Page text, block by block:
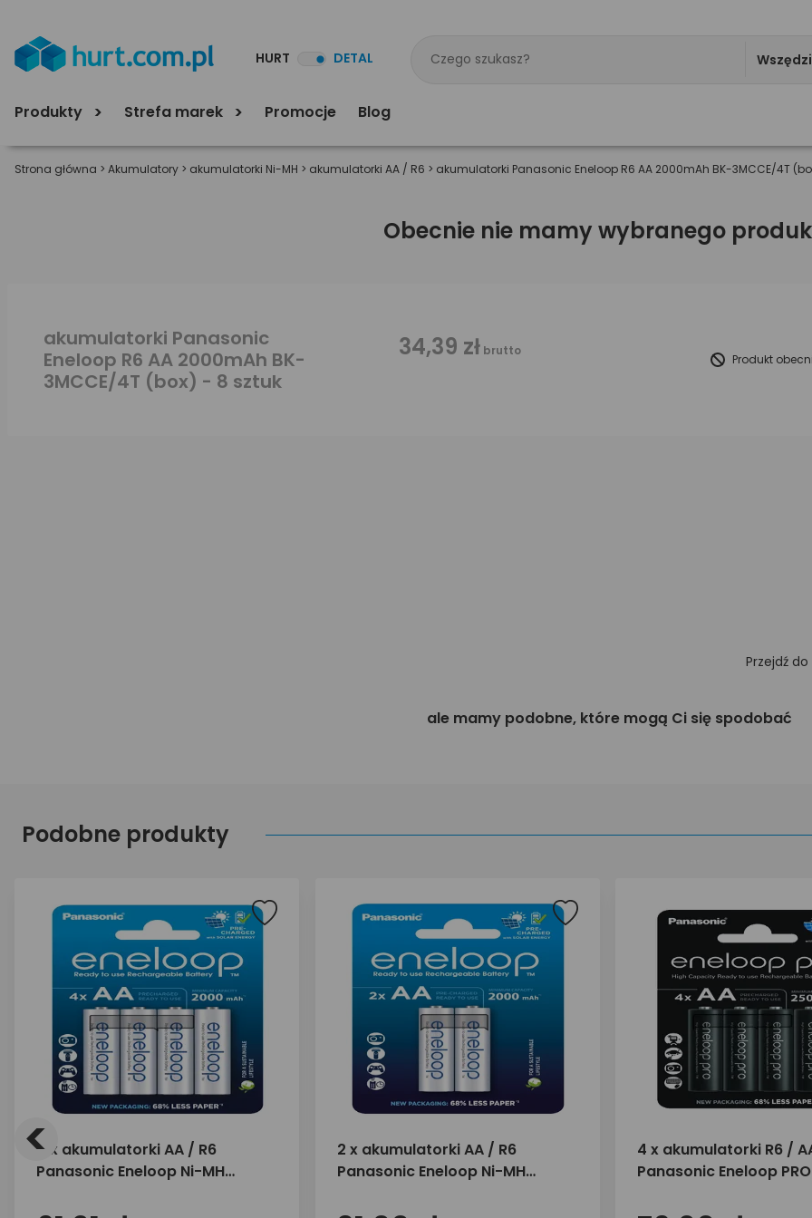
HURT DETAL
Produkty Strefa marek Promocje Blog
Strona główna > Akumulatory > akumulatorki Ni-MH > akumulatorki AA / R6 > akumulatorki Panasonic Eneloop R6 AA 2000mAh BK-3MCCE/4T
Obecnie nie mamy wybranego
akumulatorki Panasonic
Eneloop R6 AA 2000mAh BK-
3MCCE/4T (box) - 8 sztuk
34,39 zł brutto
Produkt
Przejdź do
ale mamy podobne, które mogą Ci się spodobać
Podobne produkty
4 x akumulatorki AA / R6
Panasonic Eneloop Ni-MH
2 x akumulatorki AA / R6
Panasonic Eneloop Ni-MH
4 x akumulatorki R6 /
Panasonic Eneloop PRO
<